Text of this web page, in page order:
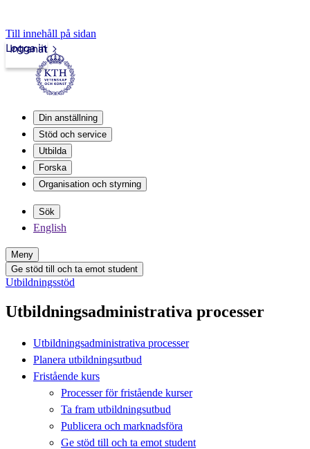
Till innehåll på sidan
Intranät
Logga in
Din anställning
Stöd och service
Utbilda
Forska
Organisation och styrning
Sök
English
Meny
Ge stöd till och ta emot student
Utbildningsstöd
Utbildningsadministrativa processer
Utbildningsadministrativa processer
Planera utbildningsutbud
Fristående kurs
Processer för fristående kurser
Ta fram utbildningsutbud
Publicera och marknadsföra
Ge stöd till och ta emot student